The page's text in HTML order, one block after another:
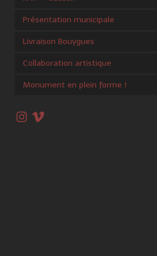
Présentation municipale
Livraison Bouygues
Collaboration artistique
Monument en plein forme !
Instagram
Vimeo